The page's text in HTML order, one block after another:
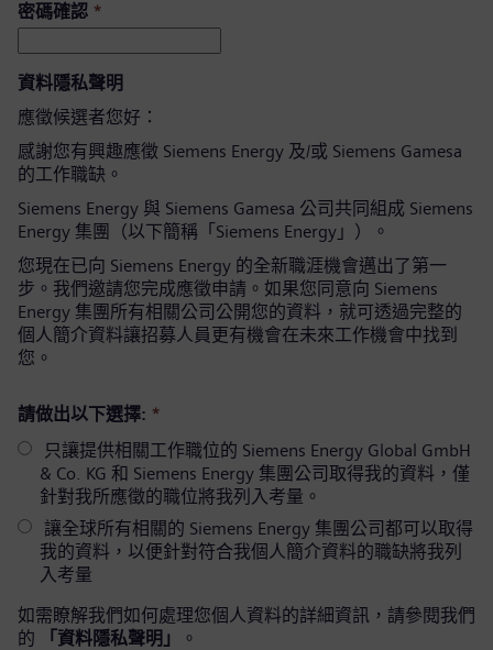
密碼確認 *
資料隱私聲明
應徵候選者您好：
感謝您有興趣應徵 Siemens Energy 及/或 Siemens Gamesa
的工作職缺。
Siemens Energy 與 Siemens Gamesa 公司共同組成 Siemens
Energy 集團（以下簡稱「Siemens Energy」）。
您現在已向 Siemens Energy 的全新職涯機會邁出了第一
步。我們邀請您完成應徵申請。如果您同意向 Siemens
Energy 集團所有相關公司公開您的資料，就可透過完整的
個人簡介資料讓招募人員更有機會在未來工作機會中找到
您。
請做出以下選擇: *
只讓提供相關工作職位的 Siemens Energy Global GmbH
& Co. KG 和 Siemens Energy 集團公司取得我的資料，僅
針對我所應徵的職位將我列入考量。
讓全球所有相關的 Siemens Energy 集團公司都可以取得
我的資料，以便針對符合我個人簡介資料的職缺將我列
入考量
如需瞭解我們如何處理您個人資料的詳細資訊，請參閱我們
的
「資料隱私聲明」 。